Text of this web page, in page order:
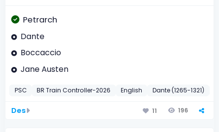
Petrarch
Dante
Boccaccio
Jane Austen
PSC BR Train Controller-2026 English Dante (1265-1321)
Des 11 196